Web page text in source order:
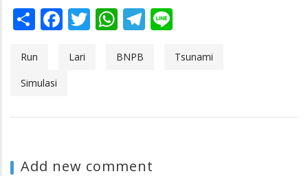
ShareFacebook
Twitter
WhatsApp
Telegram
Run Lari BNPB
Tsunami
Simulasi
Add new comment